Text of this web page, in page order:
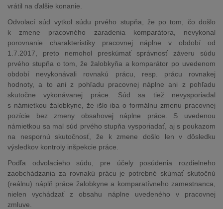
vrátil na ďalšie konanie.
Odvolací súd vytkol súdu prvého stupňa, že po tom, čo došlo
k zmene pracovného zaradenia komparátora, nevykonal
porovnanie charakteristiky pracovnej náplne v období od
1.7.2017, preto nemohol preskúmať správnosť záveru súdu
prvého stupňa o tom, že žalobkyňa a komparátor po uvedenom
období nevykonávali rovnakú prácu, resp. prácu rovnakej
hodnoty, a to ani z pohľadu pracovnej náplne ani z pohľadu
skutočne vykonávanej práce. Súd sa tiež nevysporiadal
s námietkou žalobkyne, že išlo iba o formálnu zmenu pracovnej
pozície bez zmeny obsahovej náplne práce. S uvedenou
námietkou sa mal súd prvého stupňa vysporiadať, aj s poukazom
na nespornú skutočnosť, že k zmene došlo len v dôsledku
výsledkov kontroly inšpekcie práce.
Podľa odvolacieho súdu, pre účely posúdenia rozdielneho
zaobchádzania za rovnakú prácu je potrebné skúmať skutočnú
(reálnu) náplň práce žalobkyne a komparatívneho zamestnanca,
nielen vychádzať z obsahu náplne uvedeného v pracovnej
zmluve.